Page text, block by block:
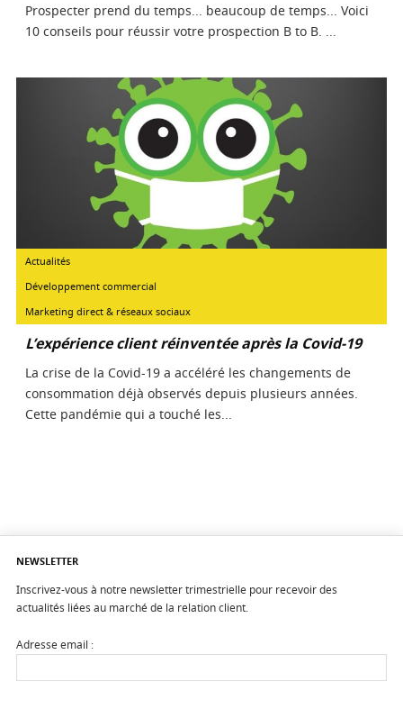
Prospecter prend du temps... beaucoup de temps... Voici
10 conseils pour réussir votre prospection B to B. ...
Actualités
Développement commercial
Marketing direct & réseaux sociaux
L’expérience client réinventée après la Covid-19
La crise de la Covid-19 a accéléré les changements de
consommation déjà observés depuis plusieurs années.
Cette pandémie qui a touché les...
NEWSLETTER
Inscrivez-vous à notre newsletter trimestrielle pour recevoir des
actualités liées au marché de la relation client.
Adresse email :